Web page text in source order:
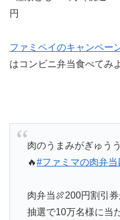
円
ファミペイのキャンペー
はコンビニ弁当食べてみ
肉のうまみがぎゅう
🔥#ファミマの肉弁当
肉弁当🍖200円割引
抽選で10万名様に当